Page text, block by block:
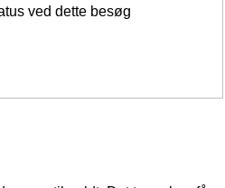
ved dette besøg